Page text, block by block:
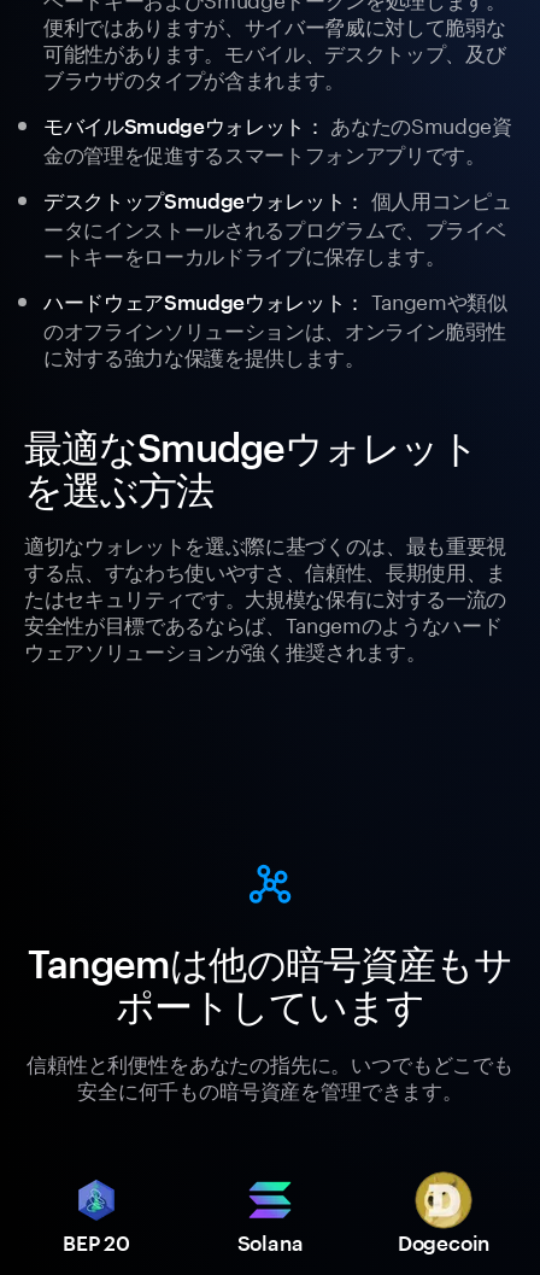
便利ではありますが、サイバー脅威に対して脆弱な
可能性があります。モバイル、デスクトップ、及び
ブラウザのタイプが含まれます。
モバイルSmudgeウォレット： あなたのSmudge資
金の管理を促進するスマートフォンアプリです。
デスクトップSmudgeウォレット： 個人用コンピュ
ータにインストールされるプログラムで、プライベ
ートキーをローカルドライブに保存します。
ハードウェアSmudgeウォレット： Tangemや類似
のオフラインソリューションは、オンライン脆弱性
に対する強力な保護を提供します。
最適なSmudgeウォレット
を選ぶ方法
適切なウォレットを選ぶ際に基づくのは、最も重要視
する点、すなわち使いやすさ、信頼性、長期使用、ま
たはセキュリティです。大規模な保有に対する一流の
安全性が目標であるならば、Tangemのようなハード
ウェアソリューションが強く推奨されます。
Tangemは他の暗号資産もサ
ポートしています
信頼性と利便性をあなたの指先に。いつでもどこでも
安全に何千もの暗号資産を管理できます。
BEP 20 Solana Dogecoin